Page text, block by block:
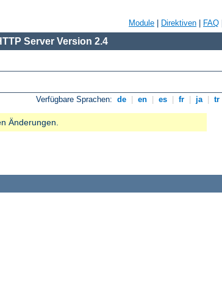
Module Direktiven FAQ
Server Version 2.4
Verfügbare Sprachen: de en es fr ja tr
Änderungen.